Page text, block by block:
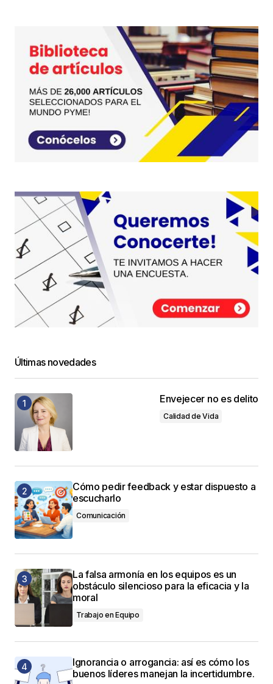
Últimas novedades
Envejecer no es delito
Calidad de Vida
Cómo pedir feedback y estar dispuesto a
escucharlo
Comunicación
La falsa armonía en los equipos es un
obstáculo silencioso para la eficacia y la
moral
Trabajo en Equipo
Ignorancia o arrogancia: así es cómo los
buenos líderes manejan la incertidumbre.